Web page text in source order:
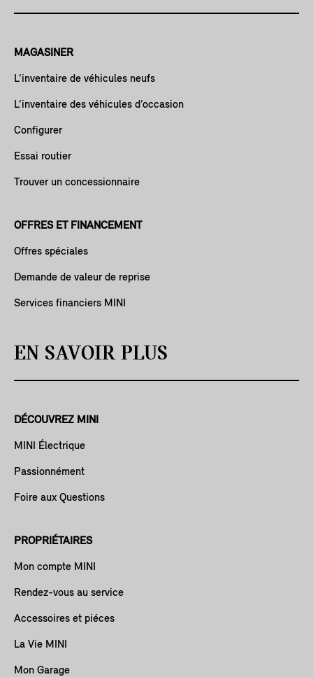
MAGASINER
L’inventaire de véhicules neufs
L’inventaire des véhicules d’occasion
Configurer
Essai routier
Trouver un concessionnaire
OFFRES ET FINANCEMENT
Offres spéciales
Demande de valeur de reprise
Services financiers MINI
EN SAVOIR PLUS
DÉCOUVREZ MINI
MINI Électrique
Passionnément
Foire aux Questions
PROPRIÉTAIRES
Mon compte MINI
Rendez-vous au service
Accessoires et piéces
La Vie MINI
Mon Garage